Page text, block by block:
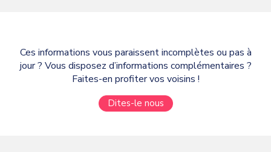
Ces informations vous paraissent incomplètes ou pas à
jour ? Vous disposez d’informations complémentaires ?
Faites-en profiter vos voisins !
Dites-le nous